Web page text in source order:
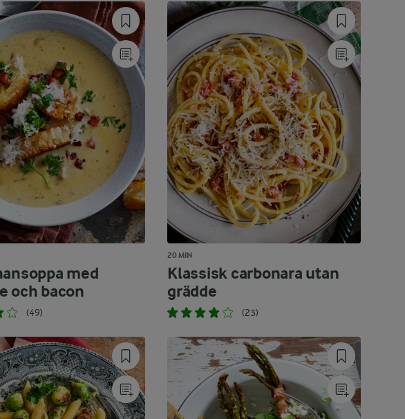
med
och bacon
(49)
20 MIN
Klassisk carbonara utan
grädde
(23)